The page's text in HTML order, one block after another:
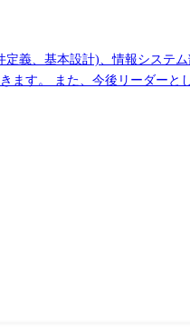
義、基本設計)、情報システ
す。 また、今後リーダー
る。 ●キャリアイメージ ①これまでのキャリア
ないスケール感のある事業